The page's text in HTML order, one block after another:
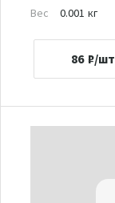
Вес
0.001 кг
86 ₽/шт